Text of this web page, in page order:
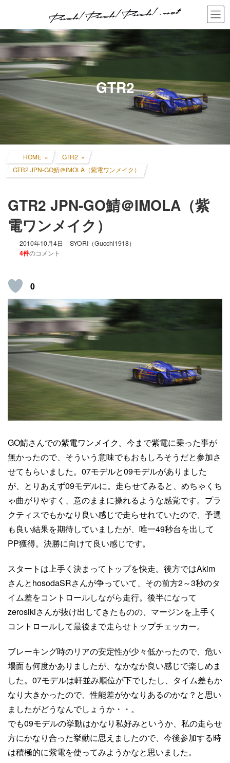
ン
ツ
へ
ス
キ
ッ
プ
ー
シ
ョ
ン
に
移
動
GTR2
HOME
GTR2
GTR2 JPN-GO鯖＠IMOLA（紫電ワンメイク）
GTR2 JPN-GO鯖＠IMOLA（紫
電ワンメイク）
2010年10月4日 SYORI（Gucchi1918）
4件のコメント
0
GO鯖さんでの紫電ワンメイク。今まで紫電に乗った事が
無かったので、そういう意味でもおもしろそうだと参加さ
せてもらいました。07モデルと09モデルがありました
が、とりあえず09モデルに。走らせてみると、めちゃくち
ゃ曲がりやすく、意のままに操れるような感覚です。プラ
クティスでもかなり良い感じで走らせれていたので、予選
も良い結果を期待していましたが、唯一49秒台を出して
PP獲得。決勝に向けて良い感じです。
スタートは上手く決まってトップを快走。後方ではAkim
さんとhosodaSRさんが争っていて、その前方2～3秒のタ
イム差をコントロールしながら走行。後半になって
zerosikiさんが抜け出してきたものの、マージンを上手く
コントロールして最後まで走らせトップチェッカー。
ブレーキング時のリアの安定性が少々低かったので、危い
場面も何度かありましたが、なかなか良い感じで楽しめま
した。07モデルは軒並み順位が下でしたし、タイム差もか
なり大きかったので、性能差がかなりあるのかな？と思い
ましたがどうなんでしょうか・・。
でも09モデルの挙動はかなり私好みというか、私の走らせ
方にかなり合った挙動に思えましたので、今後参加する時
は積極的に紫電を使ってみようかなと思いました。